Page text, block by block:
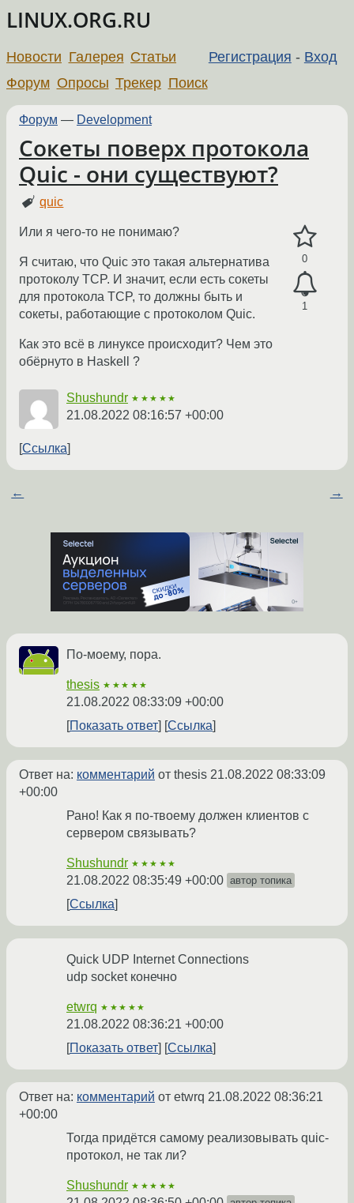
LINUX.ORG.RU
Регистрация - Вход
Новости Галерея Статьи
Форум Опросы Трекер Поиск
Форум — Development
Сокеты поверх протокола
Quic - они существуют?
quic
0
1
Или я чего-то не понимаю?
Я считаю, что Quic это такая альтернатива
протоколу TCP. И значит, если есть сокеты
для протокола TCP, то должны быть и
сокеты, работающие с протоколом Quic.
Как это всё в линуксе происходит? Чем это
обёрнуто в Haskell ?
Shushundr ★★★★★
21.08.2022 08:16:57 +00:00
Ссылка
← →
По-моему, пора.
thesis ★★★★★
21.08.2022 08:33:09 +00:00
Показать ответ
Ссылка
Ответ на: комментарий от thesis 21.08.2022 08:33:09
+00:00
Рано! Как я по-твоему должен клиентов с
сервером связывать?
Shushundr ★★★★★
21.08.2022 08:35:49 +00:00 автор топика
Ссылка
Quick UDP Internet Connections
udp socket конечно
etwrq ★★★★★
21.08.2022 08:36:21 +00:00
Показать ответ
Ссылка
Ответ на: комментарий от etwrq 21.08.2022 08:36:21
+00:00
Тогда придётся самому реализовывать quic-
протокол, не так ли?
Shushundr ★★★★★